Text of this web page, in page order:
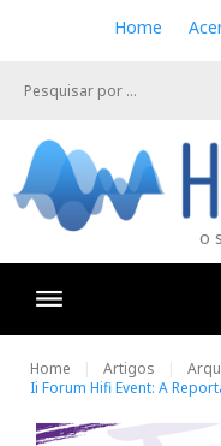
e
Home
o
Home Artigos
Ii Forum Hifi Event: A